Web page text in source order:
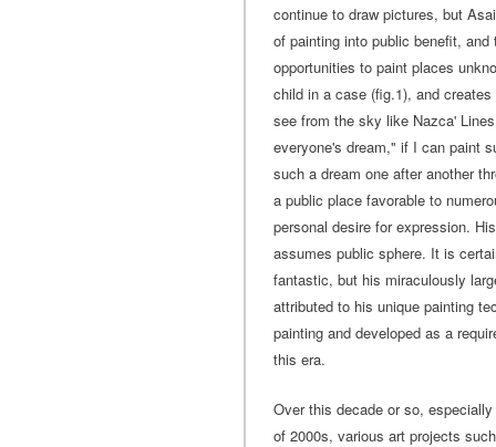
continue to draw pictures, but
of painting into public benefit,
opportunities to paint places
child in a case (fig.1), and
see from the sky like Nazca'
everyone's dream," if I can paint
such a dream one after another
a public place favorable to
personal desire for expression.
assumes public sphere. It is
fantastic, but his miraculously
attributed to his unique painting
painting and developed as a
this era.
Over this decade or so,
of 2000s, various art projects